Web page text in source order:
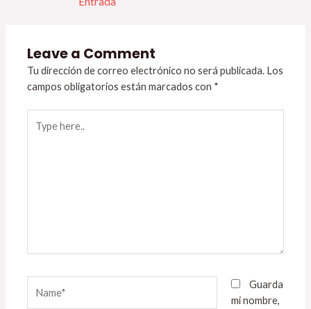
Leave a Comment
Tu dirección de correo electrónico no será publicada. Los
campos obligatorios están marcados con *
here..
Guarda
mi nombre,